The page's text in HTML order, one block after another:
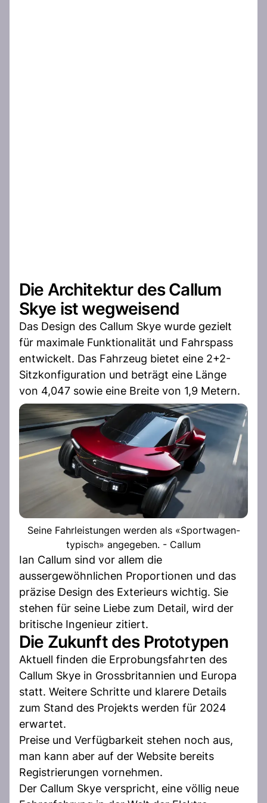
Die Architektur des Callum
Skye ist wegweisend
Das Design des Callum Skye wurde gezielt
für maximale Funktionalität und Fahrspass
entwickelt. Das Fahrzeug bietet eine 2+2-
Sitzkonfiguration und beträgt eine Länge
von 4,047 sowie eine Breite von 1,9 Metern.
Seine Fahrleistungen werden als «Sportwagen-
typisch» angegeben. - Callum
Ian Callum sind vor allem die
aussergewöhnlichen Proportionen und das
präzise Design des Exterieurs wichtig. Sie
stehen für seine Liebe zum Detail, wird der
britische Ingenieur zitiert.
Die Zukunft des Prototypen
Aktuell finden die Erprobungsfahrten des
Callum Skye in Grossbritannien und Europa
statt. Weitere Schritte und klarere Details
zum Stand des Projekts werden für 2024
erwartet.
Preise und Verfügbarkeit stehen noch aus,
man kann aber auf der Website bereits
Registrierungen vornehmen.
Der Callum Skye verspricht, eine völlig neue